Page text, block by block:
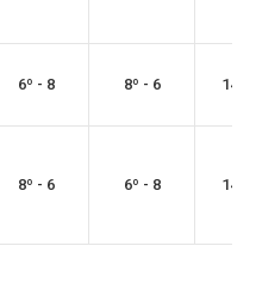
6º - 8 8º - 6 14
8º - 6 6º - 8 14